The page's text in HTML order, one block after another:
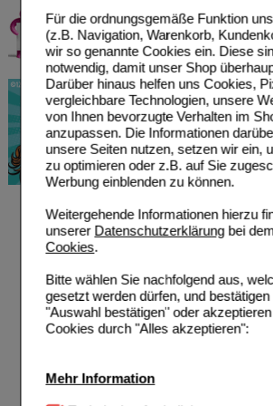
Für die ordnungsgemäße Funktion
(z.B. Navigation, Warenkorb,
wir so genannte Cookies ein. Diese
notwendig, damit unser Shop
Darüber hinaus helfen uns Cookies,
vergleichbare Technologien, unsere
von Ihnen bevorzugte Verhalten im
anzupassen. Die Informationen
unsere Seiten nutzen, setzen wir ein,
zu optimieren oder z.B. auf Sie
Werbung einblenden zu können.
Weitergehende Informationen hierzu
unserer Datenschutzerklärungbei
Cookies.
Bitte wählen Sie nachfolgend aus,
gesetzt werden dürfen, und
"Auswahl bestätigen" oder
Cookies durch "Alles akzeptieren":
Mehr Information
Hilfe zur
Rezepte